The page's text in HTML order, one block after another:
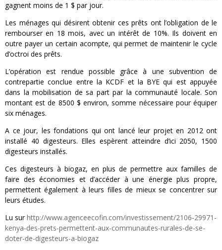
gagnent moins de 1 $ par jour.
Les ménages qui désirent obtenir ces prêts ont l’obligation de le
rembourser en 18 mois, avec un intérêt de 10%. Ils doivent en
outre payer un certain acompte, qui permet de maintenir le cycle
d’octroi des prêts.
L’opération est rendue possible grâce à une subvention de
contrepartie conclue entre la KCDF et la BYE qui est appuyée
dans la mobilisation de sa part par la communauté locale. Son
montant est de 8500 $ environ, somme nécessaire pour équiper
six ménages.
A ce jour, les fondations qui ont lancé leur projet en 2012 ont
installé 40 digesteurs. Elles espèrent atteindre d’ici 2050, 1500
digesteurs installés.
Ces digesteurs à biogaz, en plus de permettre aux familles de
faire des économies et d’accéder à une énergie plus propre,
permettent également à leurs filles de mieux se concentrer sur
leurs études.
Lu sur http://www.agenceecofin.com/investissement/2106-29971-
kenya-des-prets-permettent-aux-communautes-rurales-de-se-
doter-de-digesteurs-a-biogaz